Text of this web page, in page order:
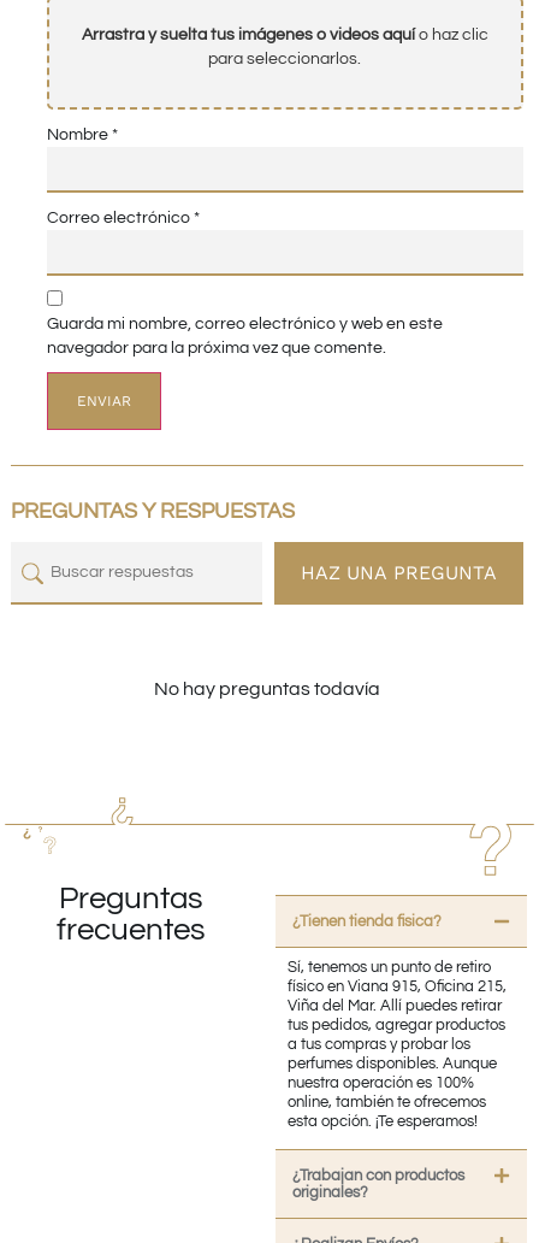
Arrastra y suelta tus imágenes o videos aquío haz clic
para seleccionarlos.
Nombre *
Correo electrónico *
Guarda mi nombre, correo electrónico y web en este
navegador para la próxima vez que comente.
PREGUNTAS Y RESPUESTAS
HAZ UNA PREGUNTA
No hay preguntas todavía
Preguntas
frecuentes
¿Tienen tienda fisica?
Sí, tenemos un punto de retiro
físico en Viana 915, Oficina 215,
Viña del Mar. Allí puedes retirar
tus pedidos, agregar productos
a tus compras y probar los
perfumes disponibles. Aunque
nuestra operación es 100%
online, también te ofrecemos
esta opción. ¡Te esperamos!
¿Trabajan con productos
originales?